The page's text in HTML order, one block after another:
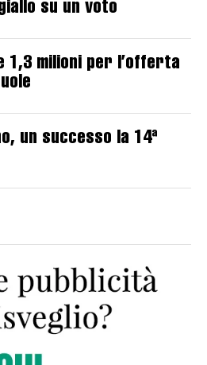
su un voto
1,3 milioni per l’offerta
un successo la 14ª